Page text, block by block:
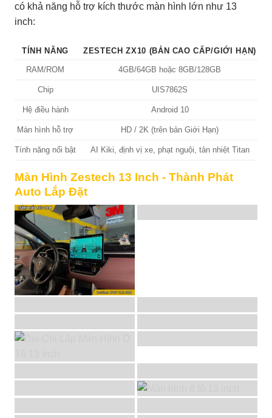
có khả năng hỗ trợ kích thước màn hình lớn như 13
inch:
TÍNH NĂNG ZESTECH ZX10 (BẢN CAO CẤP/GIỚI HẠN)
RAM/ROM 4GB/64GB hoặc 8GB/128GB
Chip UIS7862S
Hệ điều hành Android 10
Màn hình hỗ trợ HD / 2K (trên bản Giới Hạn)
Tính năng nổi bật AI Kiki, định vị xe, phạt nguội, tản nhiệt Titan
Màn Hình Zestech 13 Inch - Thành Phát
Auto Lắp Đặt